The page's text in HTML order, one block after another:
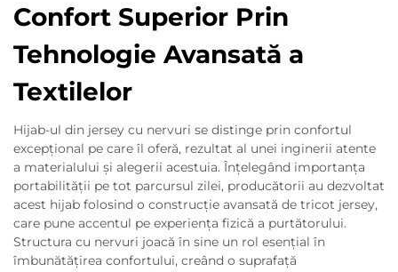
Confort Superior Prin
Tehnologie Avansată a
Textilelor
Hijab-ul din jersey cu nervuri se distinge prin confortul
excepțional pe care îl oferă, rezultat al unei inginerii atente
a materialului și alegerii acestuia. Înțelegând importanța
portabilității pe tot parcursul zilei, producătorii au dezvoltat
acest hijab folosind o construcție avansată de tricot jersey,
care pune accentul pe experiența fizică a purtătorului.
Structura cu nervuri joacă în sine un rol esențial în
îmbunătățirea confortului, creând o suprafață